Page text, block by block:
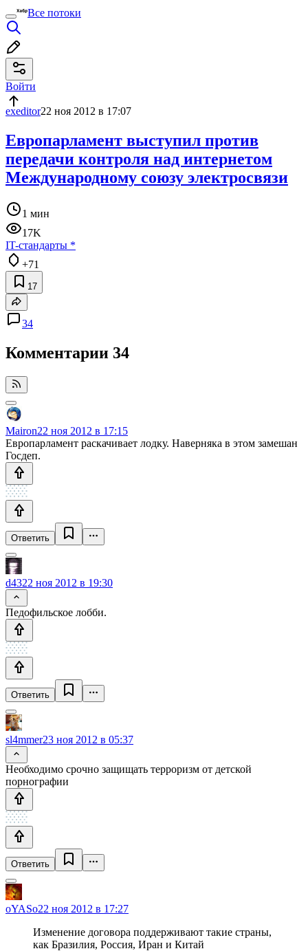
Все потоки
Войти
exeditor22 ноя 2012 в 17:07
Европарламент выступил против
передачи контроля над интернетом
Международному союзу электросвязи
1 мин
17K
IT-стандарты *
+71
17
34
Комментарии 34
Mairon22 ноя 2012 в 17:15
Европарламент раскачивает лодку. Наверняка в этом замешан
Госдеп.
Ответить
d4322 ноя 2012 в 19:30
Педофильское лобби.
Ответить
sl4mmer23 ноя 2012 в 05:37
Необходимо срочно защищать терроризм от детской
порнографии
Ответить
oYASo22 ноя 2012 в 17:27
Изменение договора поддерживают такие страны,
как Бразилия, Россия, Иран и Китай